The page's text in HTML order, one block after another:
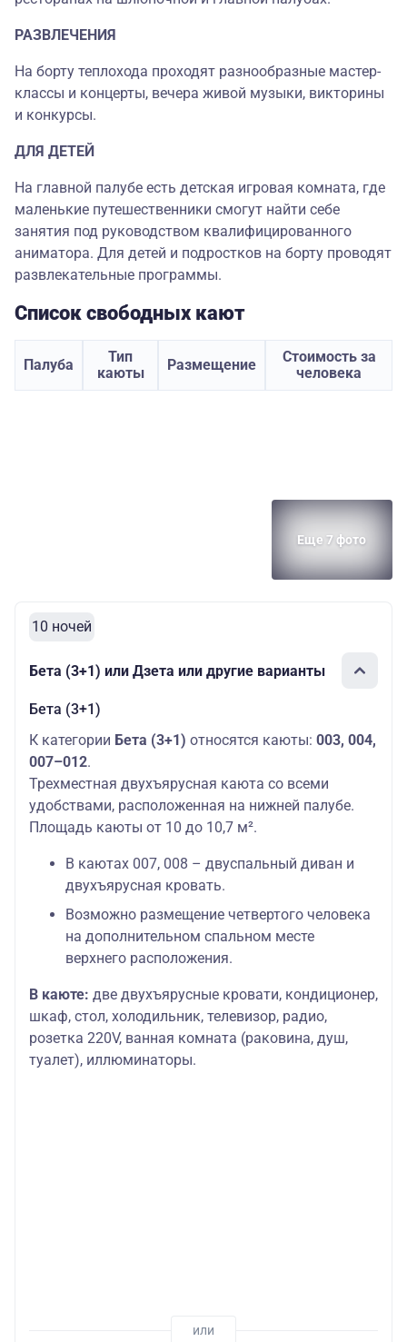
РАЗВЛЕЧЕНИЯ
На борту теплохода проходят разнообразные мастер-
классы и концерты, вечера живой музыки, викторины
и конкурсы.
ДЛЯ ДЕТЕЙ
На главной палубе есть детская игровая комната, где
маленькие путешественники смогут найти себе
занятия под руководством квалифицированного
аниматора. Для детей и подростков на борту проводят
развлекательные программы.
Список свободных кают
Палуба
Тип
каюты
Размещение
Стоимость за
человека
Еще 7 фото
10 ночей
Бета (3+1) или Дзета или другие варианты
Бета (3+1)
К категории Бета (3+1) относятся каюты: 003, 004,
007–012.
Трехместная двухъярусная каюта со всеми
удобствами, расположенная на нижней палубе.
Площадь каюты от 10 до 10,7 м².
В каютах 007, 008 – двуспальный диван и
двухъярусная кровать.
Возможно размещение четвертого человека
на дополнительном спальном месте
верхнего расположения.
В каюте: две двухъярусные кровати, кондиционер,
шкаф, стол, холодильник, телевизор, радио,
розетка 220V, ванная комната (раковина, душ,
туалет), иллюминаторы.